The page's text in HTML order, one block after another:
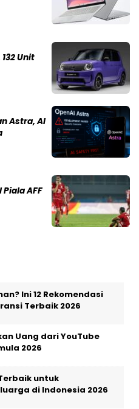
Unit
Astra, AI
AFF
Ini 12 Rekomendasi
Terbaik 2026
Uang dari YouTube
2026
untuk
di Indonesia 2026